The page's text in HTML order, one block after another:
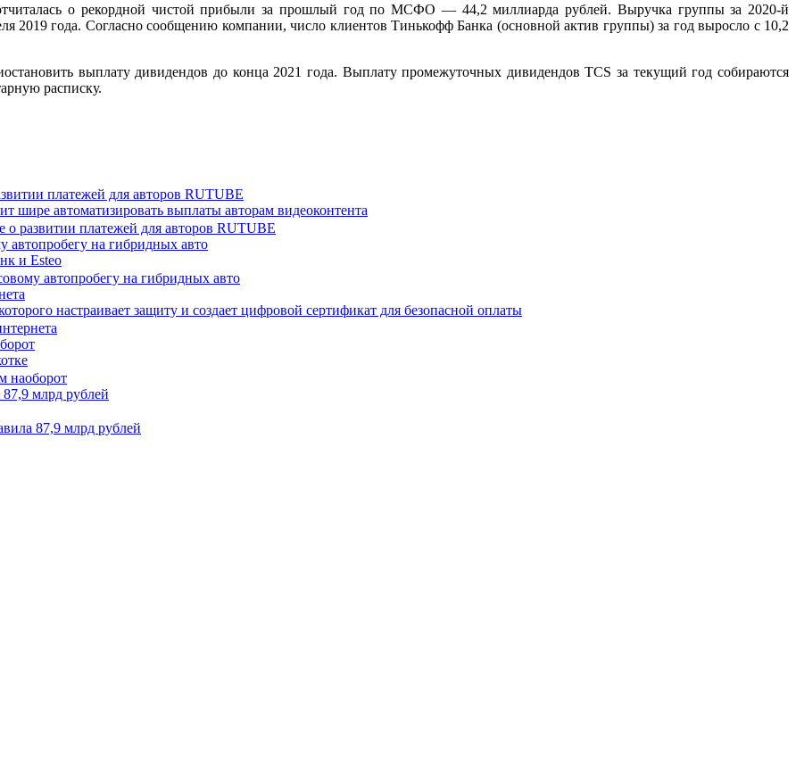
о рекордной чистой прибыли за прошлый год по МСФО — 44,2 миллиарда рублей. Выручка группы за 2020-й
2019 года. Согласно сообщению компании, число клиентов Тинькофф Банка (основной актив группы) за год выросло с 10,2
выплату дивидендов до конца 2021 года. Выплату промежуточных дивидендов TCS за текущий год собираются
расписку.
платежей для авторов RUTUBE
автоматизировать выплаты авторам видеоконтента
автопробегу на гибридных авто
и Esteo
настраивает защиту и создает цифровой сертификат для безопасной оплаты
млрд рублей